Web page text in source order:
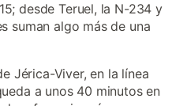
desde Teruel, la N-234 y
suman algo más de una
Jérica-Viver, en la línea
a unos 40 minutos en